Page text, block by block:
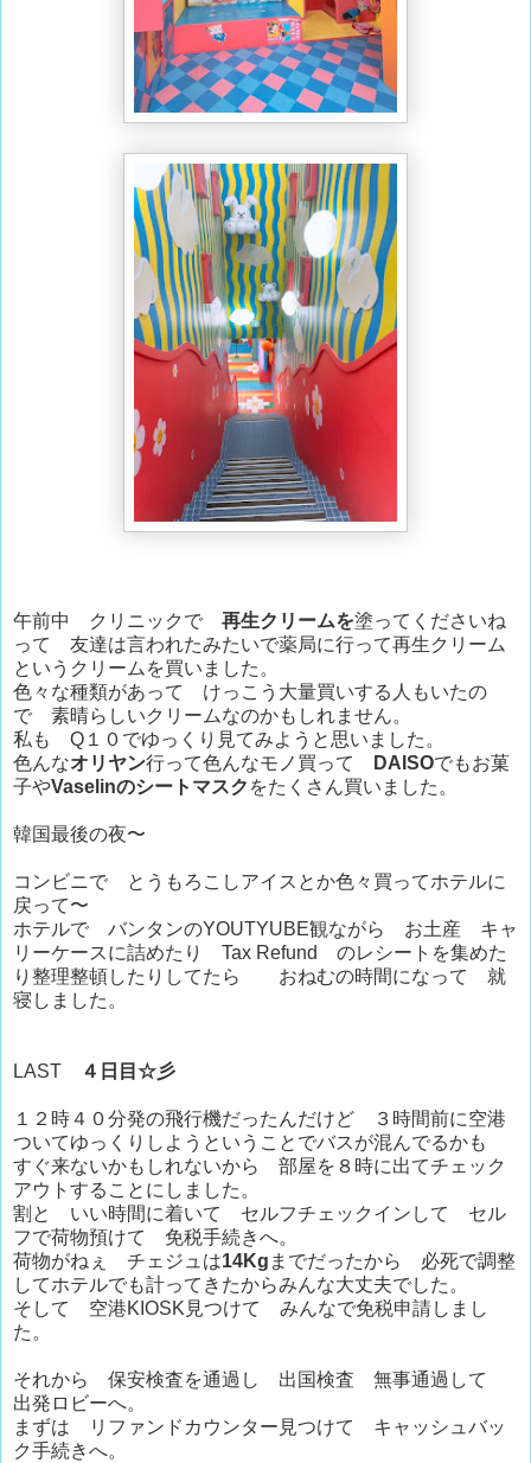
午前中 クリニックで 再生クリームを塗ってくださいね
って 友達は言われたみたいで薬局に行って再生クリーム
というクリームを買いました。
色々な種類があって けっこう大量買いする人もいたの
で 素晴らしいクリームなのかもしれません。
私も Q１０でゆっくり見てみようと思いました。
色んなオリヤン行って色んなモノ買って DAISOでもお菓
子やVaselinのシートマスク をたくさん買いました。
韓国最後の夜〜
コンビニで とうもろこしアイスとか色々買ってホテルに
戻って〜
ホテルで バンタンのYOUTYUBE観ながら お土産 キャ
リーケースに詰めたり Tax Refund のレシートを集めた
り整理整頓したりしてたら おねむの時間になって 就
寝しました。
LAST ４日目☆彡
１２時４０分発の飛行機だったんだけど ３時間前に空港
ついてゆっくりしようということでバスが混んでるかも
すぐ来ないかもしれないから 部屋を８時に出てチェック
アウトすることにしました。
割と いい時間に着いて セルフチェックインして セル
フで荷物預けて 免税手続きへ。
荷物がねぇ チェジュは14Kg までだったから 必死で調整
してホテルでも計ってきたからみんな大丈夫でした。
そして 空港KIOSK見つけて みんなで免税申請しまし
た。
それから 保安検査を通過し 出国検査 無事通過して
出発ロビーへ。
まずは リファンドカウンター見つけて キャッシュバッ
ク手続きへ。